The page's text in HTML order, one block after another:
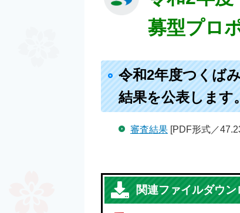
募型プロ
令和2年度つくば
結果を公表します。
審査結果 [PDF形式／
関連ファイルダウン